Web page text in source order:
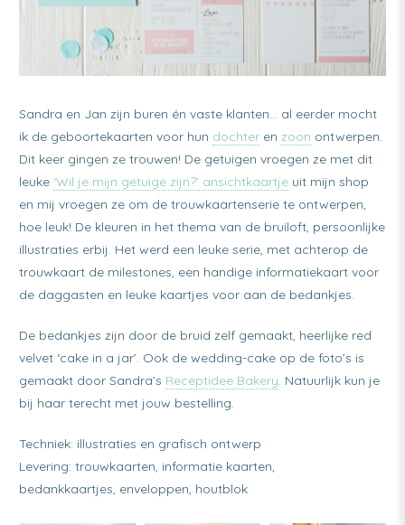
Sandra en Jan zijn buren én vaste klanten… al eerder mocht
ik de geboortekaarten voor hun dochteren zoon ontwerpen.
Dit keer gingen ze trouwen! De getuigen vroegen ze met dit
leuke ‘Wil je mijn getuige zijn?’ ansichtkaartjeuit mijn shop
en mij vroegen ze om de trouwkaartenserie te ontwerpen,
hoe leuk! De kleuren in het thema van de bruiloft, persoonlijke
illustraties erbij. Het werd een leuke serie, met achterop de
trouwkaart de milestones, een handige informatiekaart voor
de daggasten en leuke kaartjes voor aan de bedankjes.
De bedankjes zijn door de bruid zelf gemaakt, heerlijke red
velvet ‘cake in a jar’. Ook de wedding-cake op de foto’s is
gemaakt door Sandra’s Receptidee Bakery. Natuurlijk kun je
bij haar terecht met jouw bestelling.
Techniek: illustraties en grafisch ontwerp
Levering: trouwkaarten, informatie kaarten,
bedankkaartjes, enveloppen, houtblok